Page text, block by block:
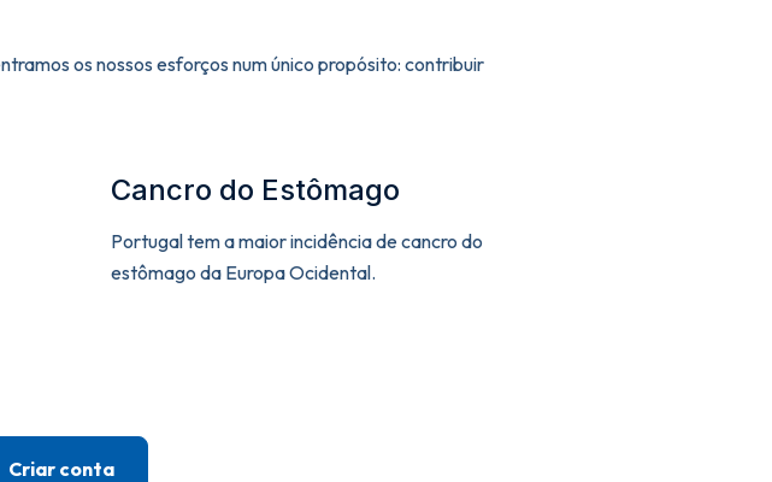
os nossos esforços num único propósito: contribuir
Cancro do Estômago
Portugal tem a maior incidência de cancro do
estômago da Europa Ocidental.
Criar conta